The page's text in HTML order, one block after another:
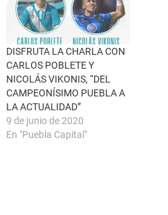
DISFRUTA LA CHARLA CON
CARLOS POBLETE Y
NICOLÁS VIKONIS, “DEL
CAMPEONÍSIMO PUEBLA A
LA ACTUALIDAD”
9 de junio de 2020
En "Puebla Capital"